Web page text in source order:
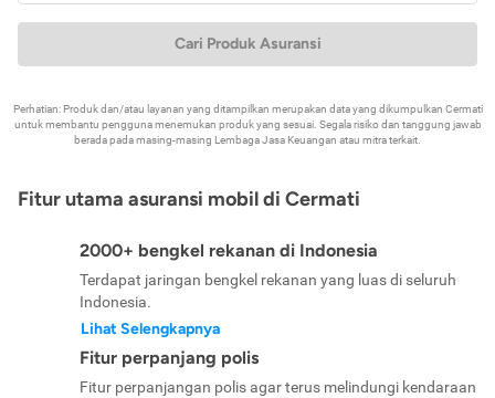
Cari Produk Asuransi
Perhatian: Produk dan/atau layanan yang ditampilkan merupakan data yang dikumpulkan Cermati
untuk membantu pengguna menemukan produk yang sesuai. Segala risiko dan tanggung jawab
berada pada masing-masing Lembaga Jasa Keuangan atau mitra terkait.
Fitur utama asuransi mobil di Cermati
2000+ bengkel rekanan di Indonesia
Terdapat jaringan bengkel rekanan yang luas di seluruh
Indonesia.
Lihat Selengkapnya
Fitur perpanjang polis
Fitur perpanjangan polis agar terus melindungi kendaraan